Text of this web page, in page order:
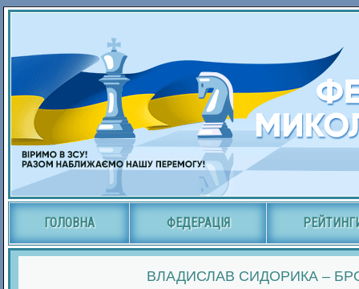
ГОЛОВНА ФЕДЕРАЦІЯ
ВЛАДИСЛАВ СИДОРИКА –